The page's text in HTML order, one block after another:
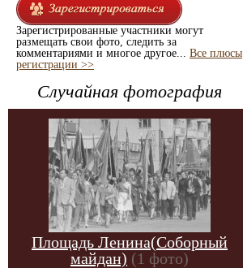
Зарегистрированные участники могут
размещать свои фото, следить за
комментариями и многое другое... Все плюсы
регистрации >>
Случайная фотография
Площадь Ленина(Соборный
майдан) (1 фото)